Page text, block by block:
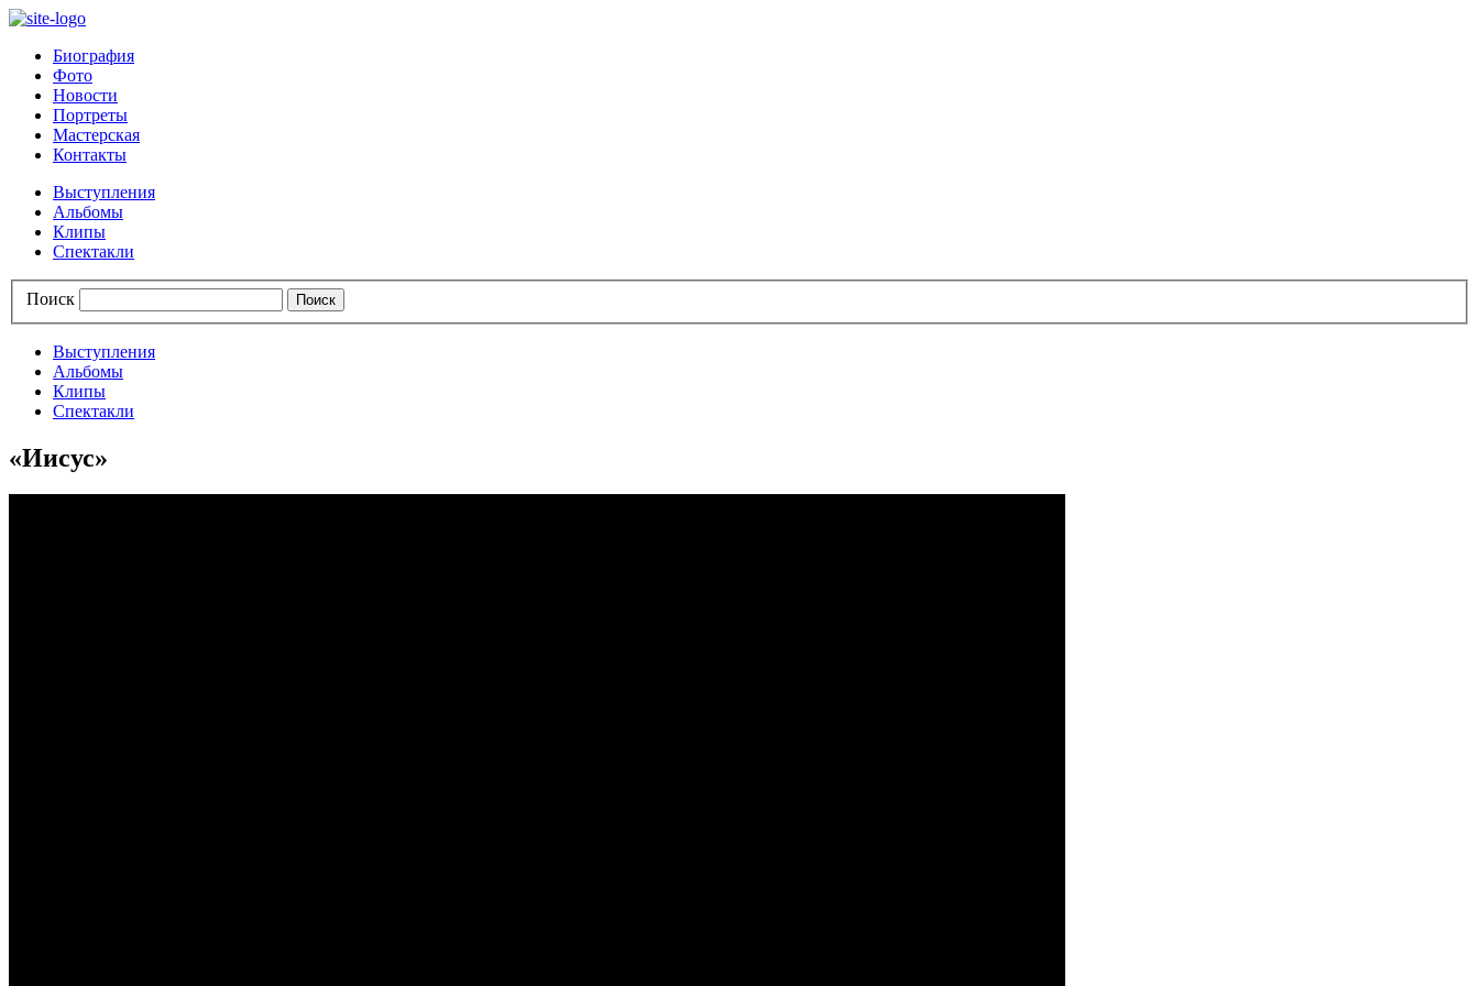
Биография
Фото
Новости
Портреты
Мастерская
Контакты
Выступления
Альбомы
Клипы
Спектакли
Поиск
Выступления
Альбомы
Клипы
Спектакли
«Иисус»